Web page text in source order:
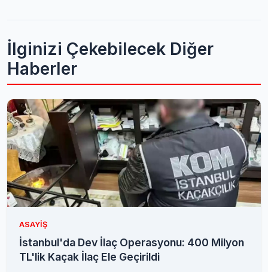
İlginizi Çekebilecek Diğer
Haberler
ASAYIŞ
İstanbul'da Dev İlaç Operasyonu: 400 Milyon
TL'lik Kaçak İlaç Ele Geçirildi